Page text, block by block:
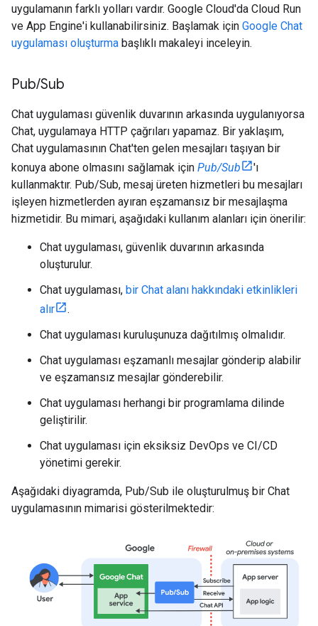
uygulamanın farklı yolları vardır. Google Cloud'da Cloud Run
ve App Engine'i kullanabilirsiniz. Başlamak için Google Chat
uygulaması oluşturma başlıklı makaleyi inceleyin.
Pub/Sub
Chat uygulaması güvenlik duvarının arkasında uygulanıyorsa
Chat, uygulamaya HTTP çağrıları yapamaz. Bir yaklaşım,
Chat uygulamasının Chat'ten gelen mesajları taşıyan bir
konuya abone olmasını sağlamak için Pub/Sub
'ı
kullanmaktır. Pub/Sub, mesaj üreten hizmetleri bu mesajları
işleyen hizmetlerden ayıran eşzamansız bir mesajlaşma
hizmetidir. Bu mimari, aşağıdaki kullanım alanları için önerilir:
Chat uygulaması, güvenlik duvarının arkasında
oluşturulur.
Chat uygulaması, bir Chat alanı hakkındaki etkinlikleri
alır
.
Chat uygulaması kuruluşunuza dağıtılmış olmalıdır.
Chat uygulaması eşzamanlı mesajlar gönderip alabilir
ve eşzamansız mesajlar gönderebilir.
Chat uygulaması herhangi bir programlama dilinde
geliştirilir.
Chat uygulaması için eksiksiz DevOps ve CI/CD
yönetimi gerekir.
Aşağıdaki diyagramda, Pub/Sub ile oluşturulmuş bir Chat
uygulamasının mimarisi gösterilmektedir: